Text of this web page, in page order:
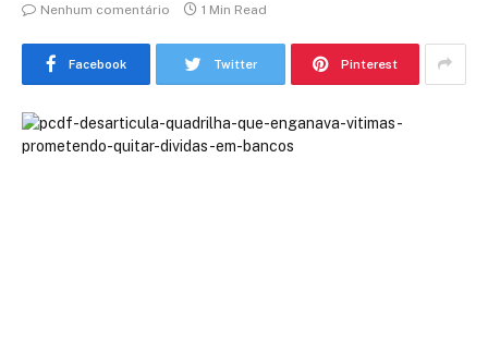
Nenhum comentário
1 Min Read
Facebook Twitter Pinterest